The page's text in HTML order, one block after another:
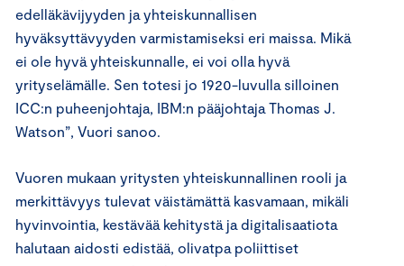
edelläkävijyyden ja yhteiskunnallisen
hyväksyttävyyden varmistamiseksi eri maissa. Mikä
ei ole hyvä yhteiskunnalle, ei voi olla hyvä
yrityselämälle. Sen totesi jo 1920-luvulla silloinen
ICC:n puheenjohtaja, IBM:n pääjohtaja Thomas J.
Watson”, Vuori sanoo.
Vuoren mukaan yritysten yhteiskunnallinen rooli ja
merkittävyys tulevat väistämättä kasvamaan, mikäli
hyvinvointia, kestävää kehitystä ja digitalisaatiota
halutaan aidosti edistää, olivatpa poliittiset